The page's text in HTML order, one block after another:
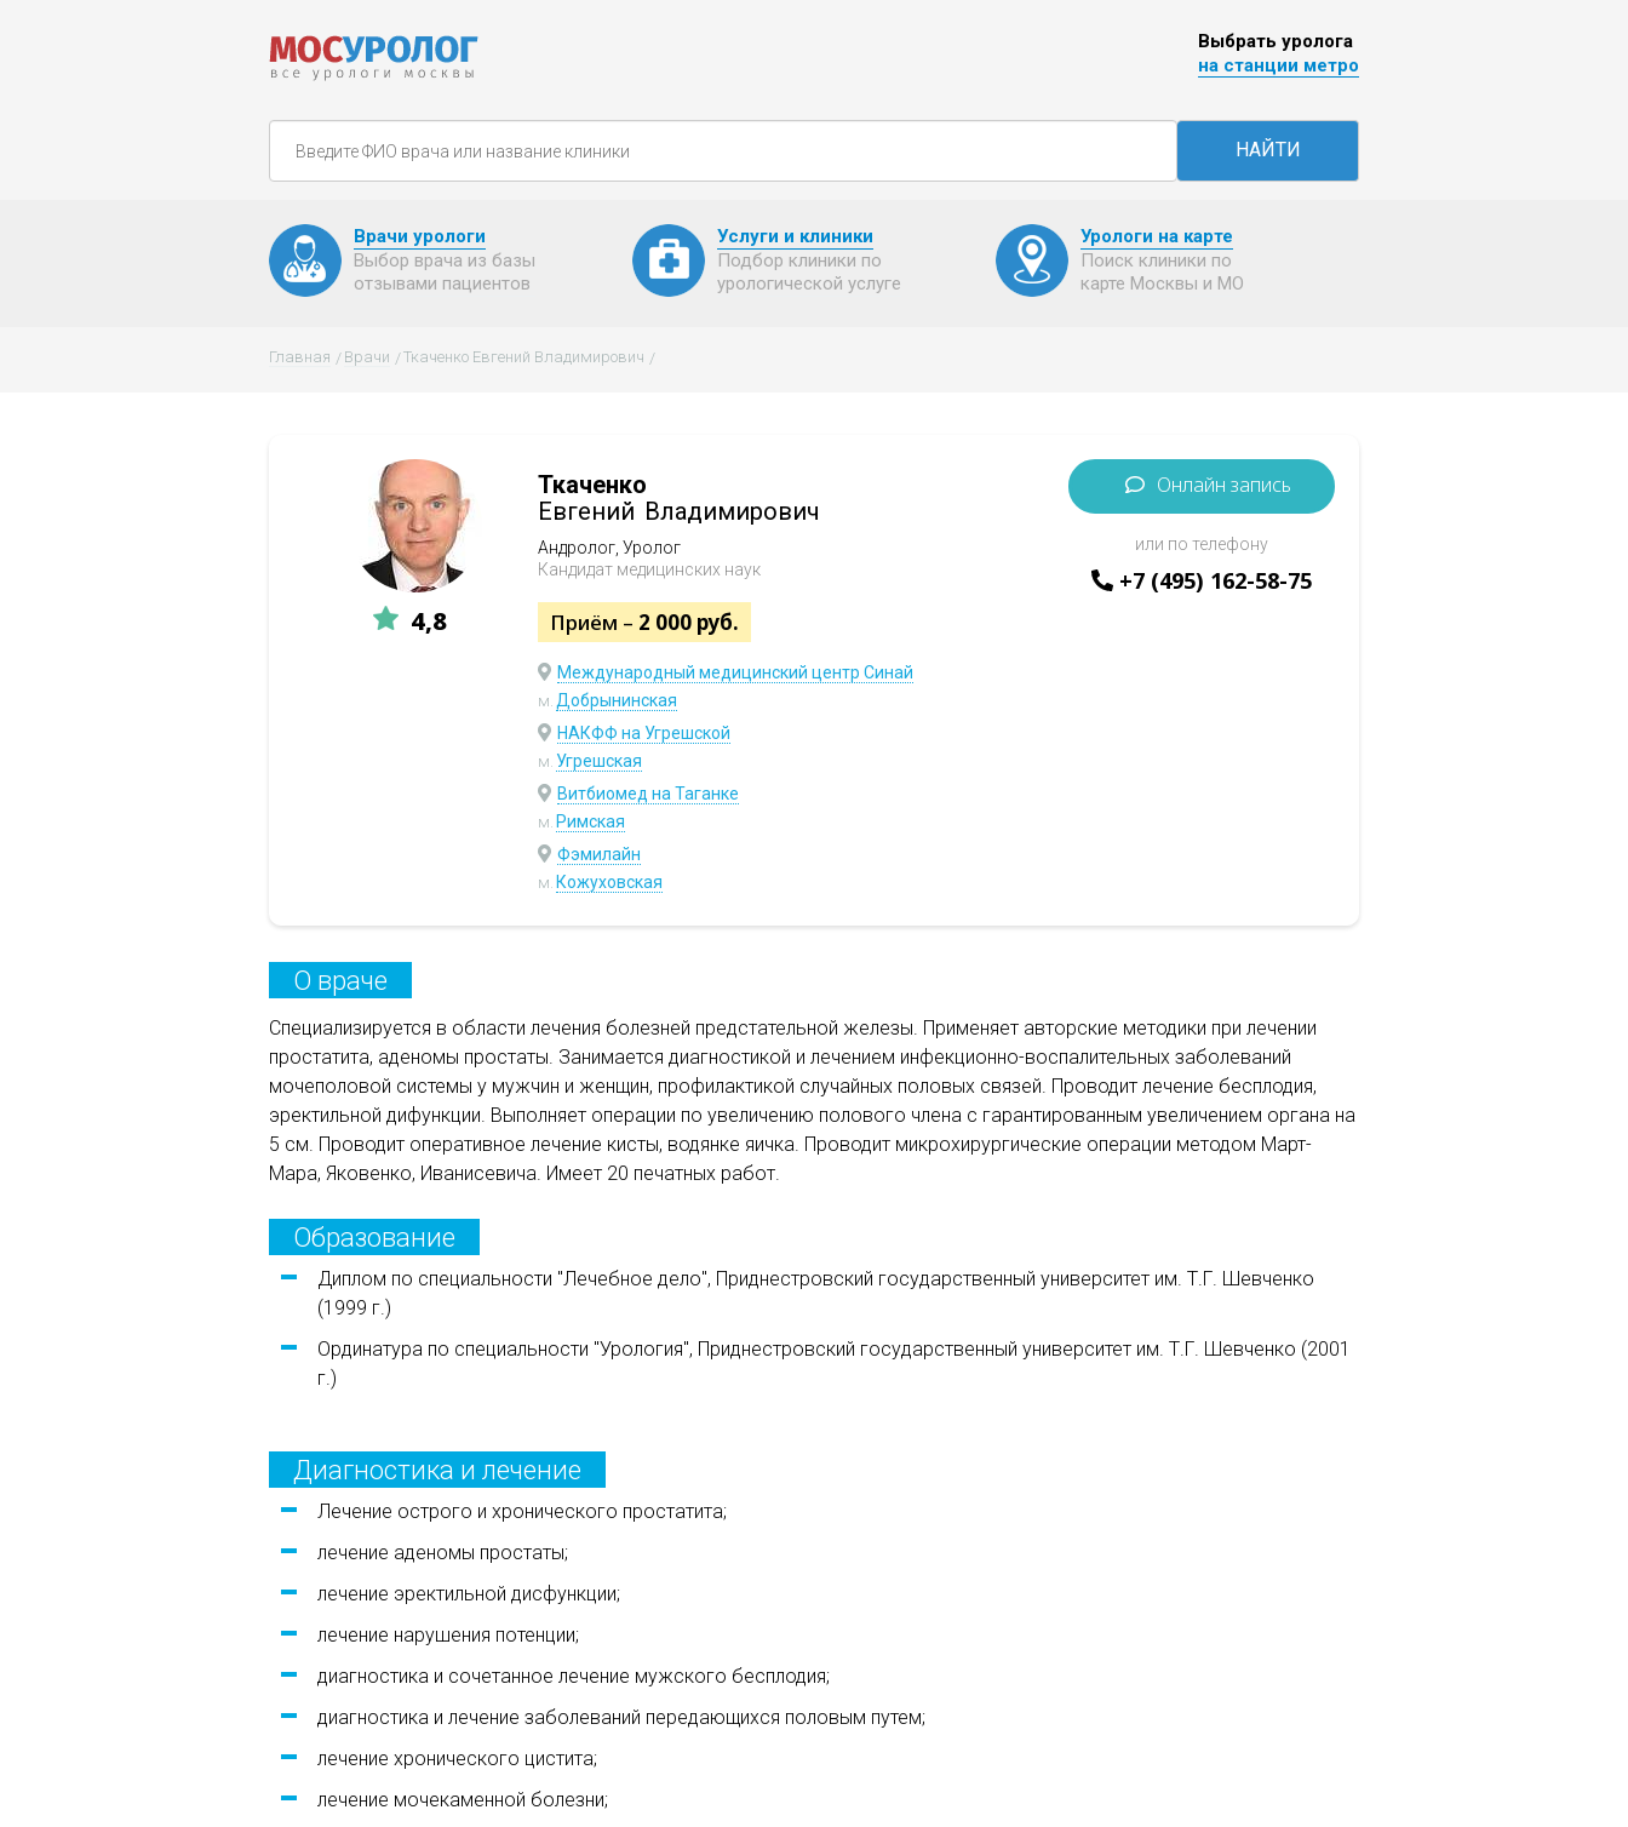
Выбрать уролога
на станции метро
НАЙТИ
Врачи урологи
Выбор врача из базы
отзывами пациентов
Услуги и клиники
Подбор клиники по
урологической услуге
Урологи на карте
Поиск клиники по
карте Москвы и МО
Главная Врачи Ткаченко Евгений Владимирович
4,8
Ткаченко
Евгений Владимирович
Андролог, Уролог
Кандидат медицинских наук
Приём – 2 000 руб.
Международный медицинский центр Синай
м. Добрынинская
НАКФФ на Угрешской
м. Угрешская
Витбиомед на Таганке
м. Римская
Фэмилайн
м. Кожуховская
Онлайн запись
или по телефону
+7 (495) 162-58-75
О враче
Специализируется в области лечения болезней предстательной железы. Применяет авторские методики при лечении
простатита, аденомы простаты. Занимается диагностикой и лечением инфекционно-воспалительных заболеваний
мочеполовой системы у мужчин и женщин, профилактикой случайных половых связей. Проводит лечение бесплодия,
эректильной дифункции. Выполняет операции по увеличению полового члена с гарантированным увеличением органа на
5 см. Проводит оперативное лечение кисты, водянке яичка. Проводит микрохирургические операции методом Март-
Мара, Яковенко, Иванисевича. Имеет 20 печатных работ.
Образование
Диплом по специальности "Лечебное дело", Приднестровский государственный университет им. Т.Г. Шевченко
(1999 г.)
Ординатура по специальности "Урология", Приднестровский государственный университет им. Т.Г. Шевченко (2001
г.)
Диагностика и лечение
Лечение острого и хронического простатита;
лечение аденомы простаты;
лечение эректильной дисфункции;
лечение нарушения потенции;
диагностика и сочетанное лечение мужского бесплодия;
диагностика и лечение заболеваний передающихся половым путем;
лечение хронического цистита;
лечение мочекаменной болезни;